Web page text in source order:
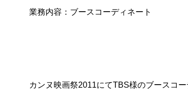
業務内容：ブースコーディネート
カンヌ映画祭2011にてTBS様のブースコ